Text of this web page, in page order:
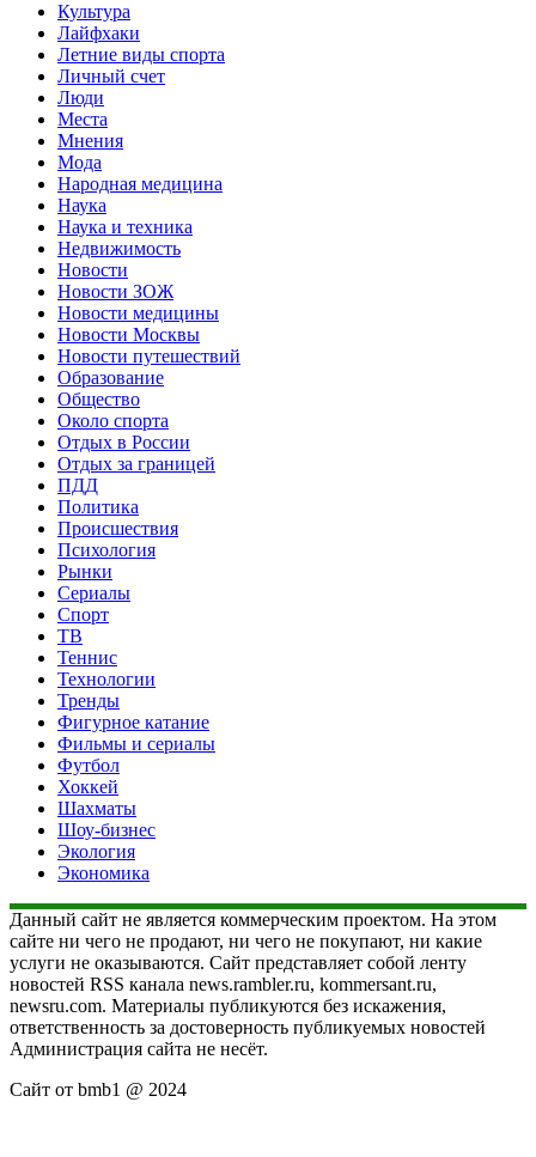
Культура
Лайфхаки
Летние виды спорта
Личный счет
Люди
Места
Мнения
Мода
Народная медицина
Наука
Наука и техника
Недвижимость
Новости
Новости ЗОЖ
Новости медицины
Новости Москвы
Новости путешествий
Образование
Общество
Около спорта
Отдых в России
Отдых за границей
ПДД
Политика
Происшествия
Психология
Рынки
Сериалы
Спорт
ТВ
Теннис
Технологии
Тренды
Фигурное катание
Фильмы и сериалы
Футбол
Хоккей
Шахматы
Шоу-бизнес
Экология
Экономика
Данный сайт не является коммерческим проектом. На этом
сайте ни чего не продают, ни чего не покупают, ни какие
услуги не оказываются. Сайт представляет собой ленту
новостей RSS канала news.rambler.ru, kommersant.ru,
newsru.com. Материалы публикуются без искажения,
ответственность за достоверность публикуемых новостей
Администрация сайта не несёт.
Сайт от bmb1 @ 2024